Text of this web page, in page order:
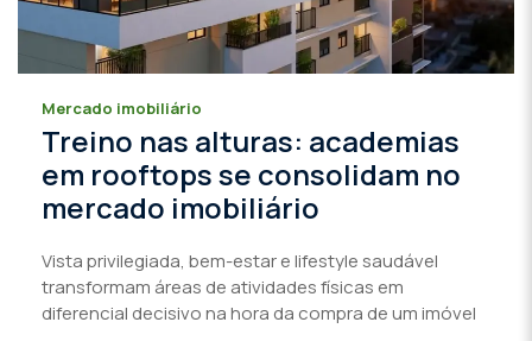
Mercado imobiliário
Treino nas alturas: academias
em rooftops se consolidam no
mercado imobiliário
Vista privilegiada, bem-estar e lifestyle saudável
transformam áreas de atividades físicas em
diferencial decisivo na hora da compra de um imóvel